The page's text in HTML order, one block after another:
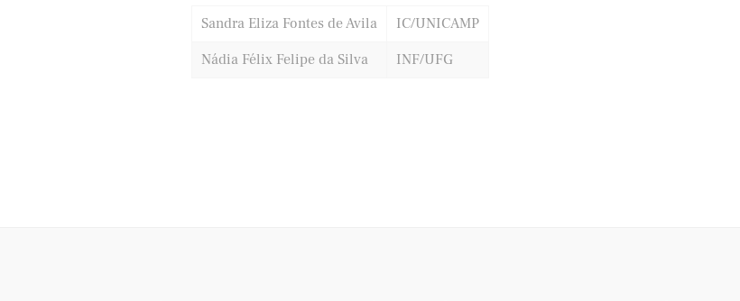
Sandra Eliza Fontes de Avila
IC/UNICAMP
Nádia Félix Felipe da Silva
INF/UFG